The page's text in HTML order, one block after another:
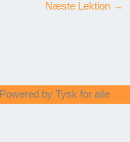
Næste Lektion →
Powered by Tysk for alle